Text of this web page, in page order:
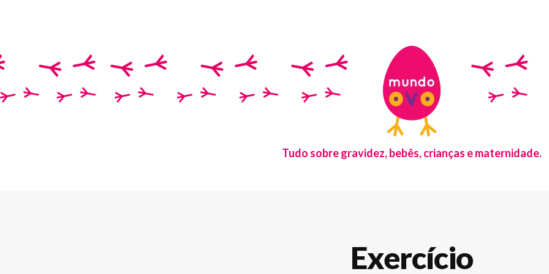
Tudo sobre gravidez, bebês, crianças e maternidade.
Exercício